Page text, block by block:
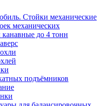
Стойки механические
механических
до 4 тонн
подъёмников